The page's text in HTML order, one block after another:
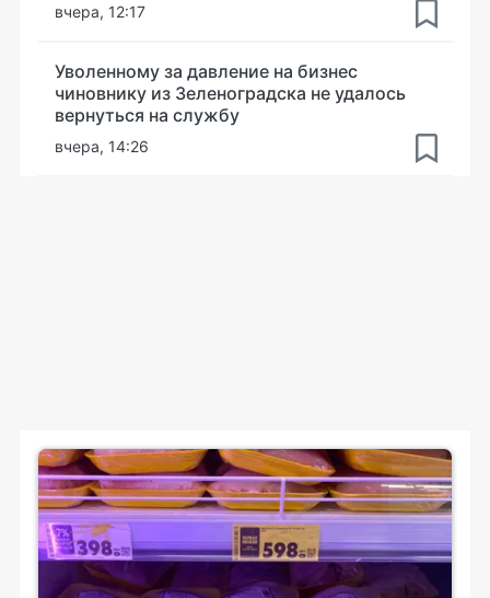
вчера, 12:17
Уволенному за давление на бизнес
чиновнику из Зеленоградска не удалось
вернуться на службу
вчера, 14:26